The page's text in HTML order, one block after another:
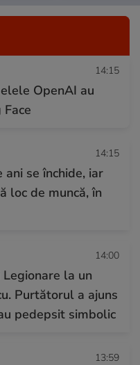
14:15
OpenAI au
14:15
se închide, iar
loc de muncă, în
14:00
la un
Purtătorul a ajuns
pedepsit simbolic
13:59